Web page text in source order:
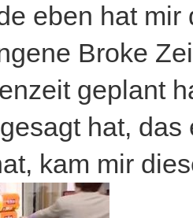
eben hat
Broke
geplant
hat,
kam mir